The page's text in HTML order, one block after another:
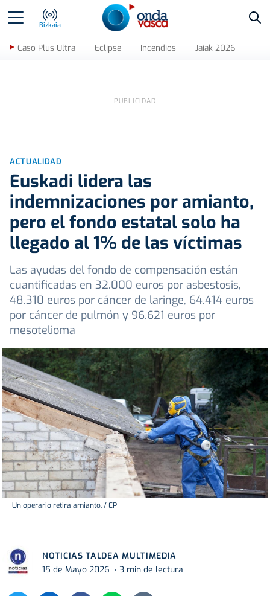
Bizkaia
Caso Plus Ultra Eclipse Incendios Jaiak 2026
ACTUALIDAD
Euskadi lidera las
indemnizaciones por amianto,
pero el fondo estatal solo ha
llegado al 1% de las víctimas
Las ayudas del fondo de compensación están
cuantificadas en 32.000 euros por asbestosis,
48.310 euros por cáncer de laringe, 64.414 euros
por cáncer de pulmón y 96.621 euros por
mesotelioma
Un operario retira amianto. / EP
NOTICIAS TALDEA MULTIMEDIA
15 de Mayo 2026
3 min de lectura